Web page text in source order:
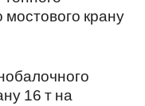
крану
16 т на